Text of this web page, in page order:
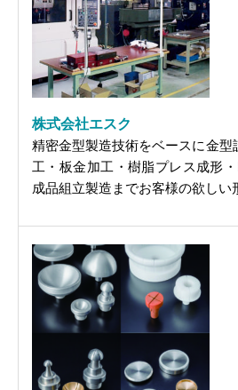
株式会社エスク
精密金型製造技術をベースに金型
工・板金加工・樹脂プレス成形
成品組立製造までお客様の欲しい